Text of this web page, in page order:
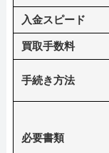
入金スピード
買取手数料
手続き方法
必要書類